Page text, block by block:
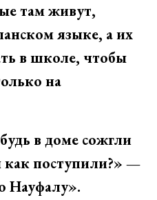
там живут,
языке, а их
в школе, чтобы
на
в доме сожгли
поступили?» —
Науфалу».